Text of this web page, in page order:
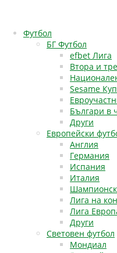
Футбол
БГ Футбол
efbet Лига
Втора и
Sesame
Българи в
Други
Европейски
Англия
Германия
Испания
Италия
Лига на
Лига
Други
Световен футбол
Мондиал